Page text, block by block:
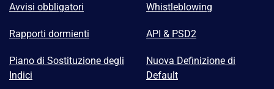
Avvisi obbligatori Whistleblowing
Rapporti dormienti API & PSD2
Piano di Sostituzione degli
Indici
Nuova Definizione di
Default